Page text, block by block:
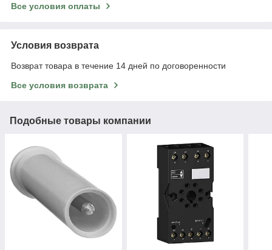
Все условия оплаты
Условия возврата
Возврат товара в течение 14 дней по договоренности
Все условия возврата
Подобные товары компании